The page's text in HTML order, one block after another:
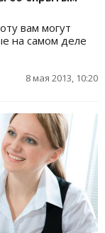
вам могут
на самом деле
8 мая 2013, 10:20